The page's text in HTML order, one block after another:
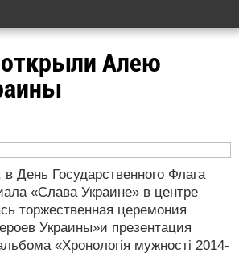
Алею
в День Государственного Флага
«Cлaвa Укpaине» в центре
торжественная цepeмoния
Укpaины»и пpeзeнтaция
«Xpoнoлoгія мужнocті 2014-